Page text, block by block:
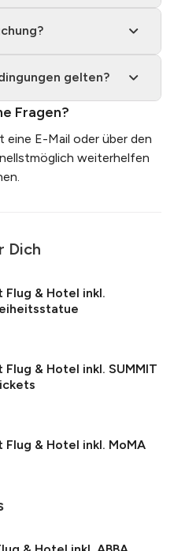
gelten?
Fragen?
eine E-Mail oder über den
weiterhelfen
Dich
Flug & Hotel inkl.
& Hotel inkl. SUMMIT
Flug & Hotel inkl. MoMA